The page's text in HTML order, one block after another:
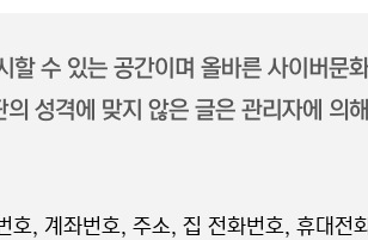
할 수 있는 공간이며 올바른 사이버문
성격에 맞지 않은 글은 관리자에 의
호, 계좌번호, 주소, 집 전화번호, 휴대전